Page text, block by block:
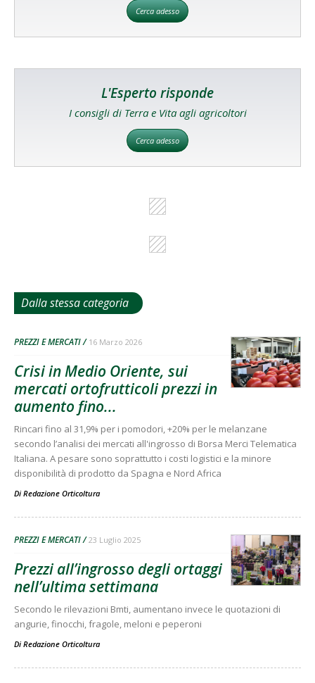
Cerca adesso
L'Esperto risponde
I consigli di Terra e Vita agli agricoltori
Cerca adesso
Dalla stessa categoria
PREZZI E MERCATI 16 Marzo 2026
Crisi in Medio Oriente, sui
mercati ortofrutticoli prezzi in
aumento fino...
Rincari fino al 31,9% per i pomodori, +20% per le melanzane
secondo l’analisi dei mercati all'ingrosso di Borsa Merci Telematica
Italiana. A pesare sono soprattutto i costi logistici e la minore
disponibilità di prodotto da Spagna e Nord Africa
Di Redazione Orticoltura
PREZZI E MERCATI 23 Luglio 2025
Prezzi all’ingrosso degli ortaggi
nell’ultima settimana
Secondo le rilevazioni Bmti, aumentano invece le quotazioni di
angurie, finocchi, fragole, meloni e peperoni
Di Redazione Orticoltura